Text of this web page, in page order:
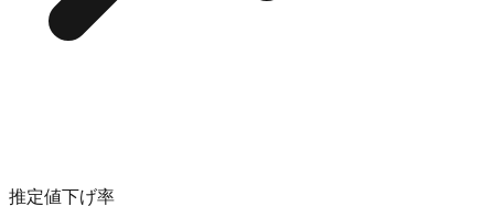
推定値下げ率